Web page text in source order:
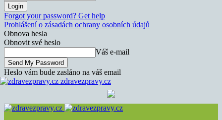
Forgot your password? Get help
Prohlášení o zásadách ochrany osobních údajů
Obnova hesla
Obnovit své heslo
Váš e-mail
Heslo vám bude zasláno na váš email
zdravezpravy.cz